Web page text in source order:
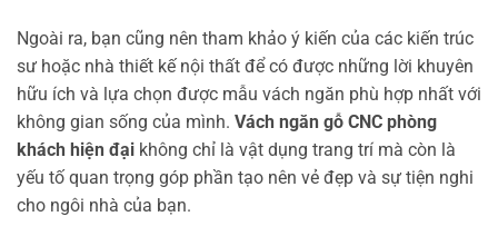
Ngoài ra, bạn cũng nên tham khảo ý kiến của các kiến trúc
sư hoặc nhà thiết kế nội thất để có được những lời khuyên
hữu ích và lựa chọn được mẫu vách ngăn phù hợp nhất với
không gian sống của mình. Vách ngăn gỗ CNC phòng
khách hiện đại không chỉ là vật dụng trang trí mà còn là
yếu tố quan trọng góp phần tạo nên vẻ đẹp và sự tiện nghi
cho ngôi nhà của bạn.